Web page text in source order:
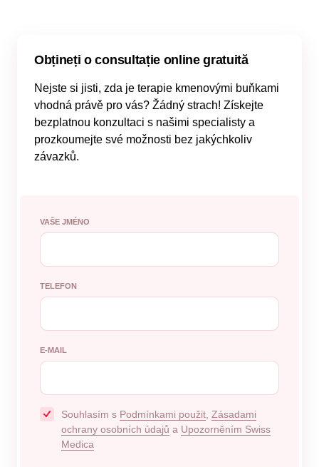
Obțineți o consultație online gratuită
Nejste si jisti, zda je terapie kmenovými buňkami
vhodná právě pro vás? Žádný strach! Získejte
bezplatnou konzultaci s našimi specialisty a
prozkoumejte své možnosti bez jakýchkoliv
závazků.
VAŠE JMÉNO
TELEFON
E-MAIL
Souhlasím s Podmínkami použit Zásadami
ochrany osobních údajů a Upozorněním Swiss
Medica